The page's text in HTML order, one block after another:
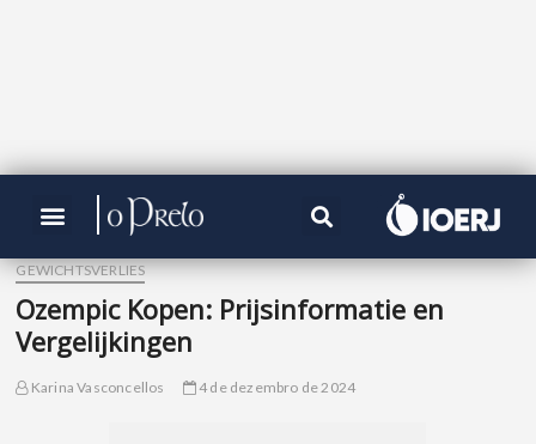
GEWICHTSVERLIES
Ozempic Kopen: Prijsinformatie en
Vergelijkingen
Karina Vasconcellos 4 de dezembro de 2024